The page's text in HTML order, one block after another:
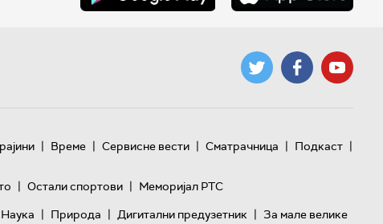
| Време | Сервисне вести | Сматрачница | Подкаст |
| Остали спортови | Меморијал РТС
Наука | Природа | Дигитални предузетник | За мале велике